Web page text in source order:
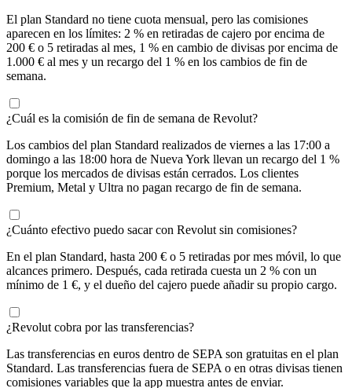
El plan Standard no tiene cuota mensual, pero las comisiones
aparecen en los límites: 2 % en retiradas de cajero por encima de
200 € o 5 retiradas al mes, 1 % en cambio de divisas por encima de
1.000 € al mes y un recargo del 1 % en los cambios de fin de
semana.
¿Cuál es la comisión de fin de semana de Revolut?
Los cambios del plan Standard realizados de viernes a las 17:00 a
domingo a las 18:00 hora de Nueva York llevan un recargo del 1 %
porque los mercados de divisas están cerrados. Los clientes
Premium, Metal y Ultra no pagan recargo de fin de semana.
¿Cuánto efectivo puedo sacar con Revolut sin comisiones?
En el plan Standard, hasta 200 € o 5 retiradas por mes móvil, lo que
alcances primero. Después, cada retirada cuesta un 2 % con un
mínimo de 1 €, y el dueño del cajero puede añadir su propio cargo.
¿Revolut cobra por las transferencias?
Las transferencias en euros dentro de SEPA son gratuitas en el plan
Standard. Las transferencias fuera de SEPA o en otras divisas tienen
comisiones variables que la app muestra antes de enviar.